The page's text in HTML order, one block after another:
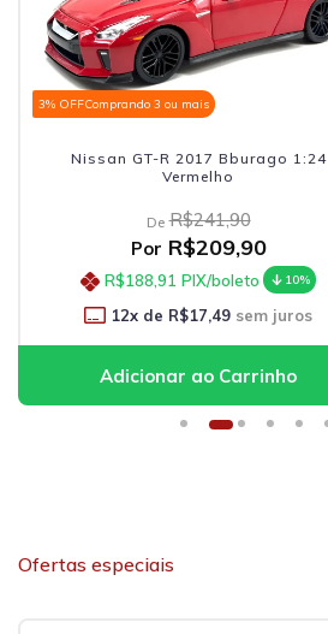
3% OFFComprando 3 ou mais
Nissan GT-R 2017 Bburago 1:24
Vermelho
De R$241,90
Por R$209,90
R$188,91 PIX/boleto 10%
12x de R$17,49 sem juros
Ofertas especiais